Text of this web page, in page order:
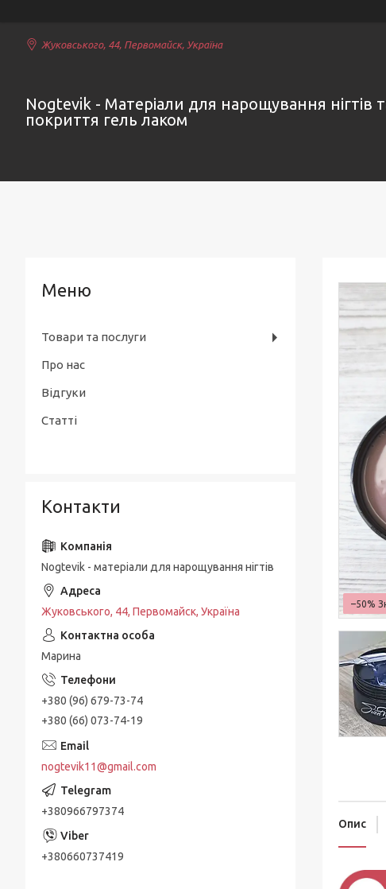
Жуковського, 44, Первомайск, Україна
Nogtevik - Матеріали для нарощування нігтів
покриття гель лаком
–50%
Опис
Товари та послуги
Про нас
Відгуки
Статті
Контакти
Nogtevik - матеріали для нарощування нігтів
Жуковського, 44, Первомайск, Україна
Марина
+380 (96) 679-73-74
+380 (66) 073-74-19
nogtevik11@gmail.com
+380966797374
+380660737419